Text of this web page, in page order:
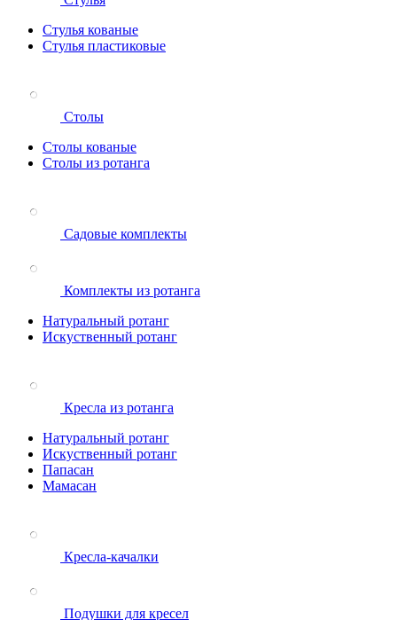
Стулья кованые
Стулья пластиковые
Столы
Столы кованые
Столы из ротанга
Садовые комплекты
Комплекты из ротанга
Натуральный ротанг
Искуственный ротанг
Кресла из ротанга
Натуральный ротанг
Искуственный ротанг
Папасан
Мамасан
Кресла-качалки
Подушки для кресел